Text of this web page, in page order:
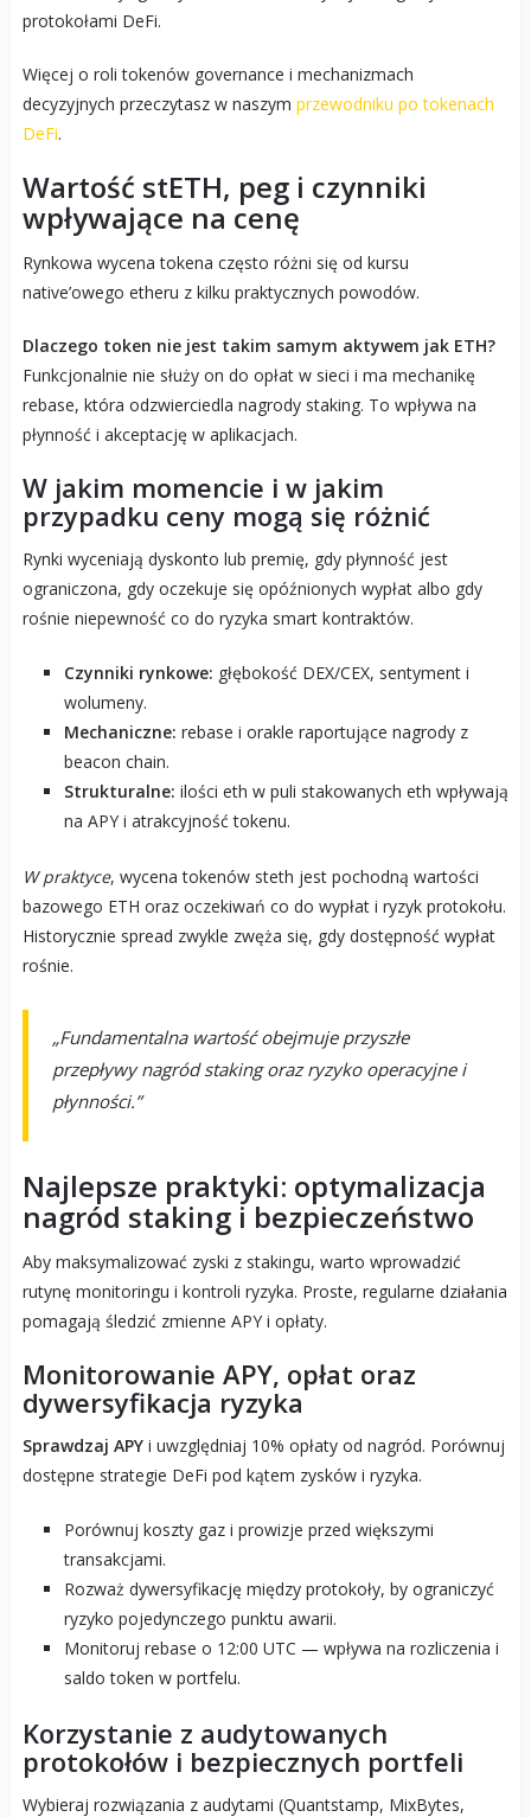
protokołami DeFi.
Więcej o roli tokenów governance i mechanizmach
decyzyjnych przeczytasz w naszym przewodniku po tokenach
DeFi.
Wartość stETH, peg i czynniki
wpływające na cenę
Rynkowa wycena tokena często różni się od kursu
native’owego etheru z kilku praktycznych powodów.
Dlaczego token nie jest takim samym aktywem jak ETH?
Funkcjonalnie nie służy on do opłat w sieci i ma mechanikę
rebase, która odzwierciedla nagrody staking. To wpływa na
płynność i akceptację w aplikacjach.
W jakim momencie i w jakim
przypadku ceny mogą się różnić
Rynki wyceniają dyskonto lub premię, gdy płynność jest
ograniczona, gdy oczekuje się opóźnionych wypłat albo gdy
rośnie niepewność co do ryzyka smart kontraktów.
Czynniki rynkowe: głębokość DEX/CEX, sentyment i
wolumeny.
Mechaniczne: rebase i orakle raportujące nagrody z
beacon chain.
Strukturalne: ilości eth w puli stakowanych eth wpływają
na APY i atrakcyjność tokenu.
W praktyce, wycena tokenów steth jest pochodną wartości
bazowego ETH oraz oczekiwań co do wypłat i ryzyk protokołu.
Historycznie spread zwykle zwęża się, gdy dostępność wypłat
rośnie.
„Fundamentalna wartość obejmuje przyszłe
przepływy nagród staking oraz ryzyko operacyjne i
płynności.”
Najlepsze praktyki: optymalizacja
nagród staking i bezpieczeństwo
Aby maksymalizować zyski z stakingu, warto wprowadzić
rutynę monitoringu i kontroli ryzyka. Proste, regularne działania
pomagają śledzić zmienne APY i opłaty.
Monitorowanie APY, opłat oraz
dywersyfikacja ryzyka
Sprawdzaj APYi uwzględniaj 10% opłaty od nagród. Porównuj
dostępne strategie DeFi pod kątem zysków i ryzyka.
Porównuj koszty gaz i prowizje przed większymi
transakcjami.
Rozważ dywersyfikację między protokoły, by ograniczyć
ryzyko pojedynczego punktu awarii.
Monitoruj rebase o 12:00 UTC — wpływa na rozliczenia i
saldo token w portfelu.
Korzystanie z audytowanych
protokołów i bezpiecznych portfeli
Wybieraj rozwiązania z audytami (Quantstamp, MixBytes,